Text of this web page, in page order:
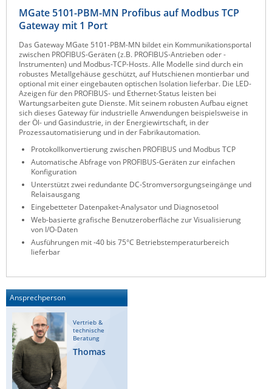
Kramer Electronics
KVM TEC
Legrand
LigoWave
Milesight
Moxa
Netio
Panorama Antennas
PatchSee
Power Kingdom
Poynting
Raritan
Riello UPS
Siretta
SIRIO Antenne
Sunbird
Tactical Software
TEKTELIC
Teltonika
MGate 5101-PBM-MN Profibus auf Modbus TCP
Gateway mit 1 Port
Das Gateway MGate 5101-PBM-MN bildet ein Kommunikationsportal
zwischen PROFIBUS-Geräten (z.B. PROFIBUS-Antrieben oder -
Instrumenten) und Modbus-TCP-Hosts. Alle Modelle sind durch ein
robustes Metallgehäuse geschützt, auf Hutschienen montierbar und
optional mit einer eingebauten optischen Isolation lieferbar. Die LED-
Azeigen für den PROFIBUS- und Ethernet-Status leisten bei
Wartungsarbeiten gute Dienste. Mit seinem robusten Aufbau eignet
sich dieses Gateway für industrielle Anwendungen beispielsweise in
der Öl- und Gasindustrie, in der Energiewirtschaft, in der
Prozessautomatisierung und in der Fabrikautomation.
Protokollkonvertierung zwischen PROFIBUS und Modbus TCP
Automatische Abfrage von PROFIBUS-Geräten zur einfachen
Konfiguration
Unterstützt zwei redundante DC-Stromversorgungseingänge und
Relaisausgang
Eingebetteter Datenpaket-Analysator und Diagnosetool
Web-basierte grafische Benutzeroberfläche zur Visualisierung
von I/O-Daten
Ausführungen mit -40 bis 75°C Betriebstemperaturbereich
lieferbar
Ansprechperson
Vertrieb &
technische
Beratung
Thomas